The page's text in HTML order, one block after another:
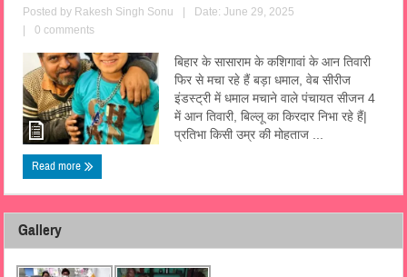
Posted by Rakesh Singh Sonu
Date: June 29, 2025
0 comments
बिहार के सासाराम के कशिगावां के आन तिवारी
फिर से मचा रहे हैं बड़ा धमाल, वेब सीरीज
इंडस्ट्री में धमाल मचाने वाले पंचायत सीजन 4
में आन तिवारी, बिल्लू का किरदार निभा रहे हैं|
प्रतिभा किसी उम्र की मोहताज ...
Read more
Gallery